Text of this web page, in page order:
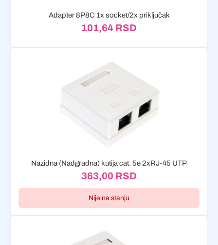
Adapter 8P8C 1x socket/2x priključak
101,64 RSD
Nazidna (Nadgradna) kutija cat. 5e 2xRJ-45 UTP
363,00 RSD
Nije na stanju